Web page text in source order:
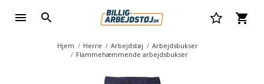
Hjem Herre Arbejdstøj
Arbejdsbukser
Flammehæmmende arbejdsbukser